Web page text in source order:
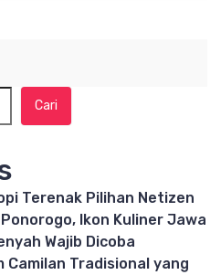
Cari
Terenak Pilihan Netizen
Ikon Kuliner Jawa
Wajib Dicoba
Camilan Tradisional yang